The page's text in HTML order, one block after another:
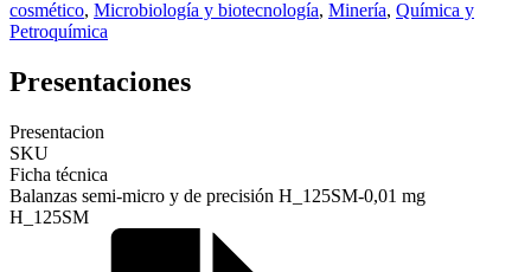
cosmético, Microbiología y biotecnología, Minería, Química y
Petroquímica
Presentaciones
Presentacion
SKU
Ficha técnica
Balanzas semi-micro y de precisión H_125SM-0,01 mg
H_125SM